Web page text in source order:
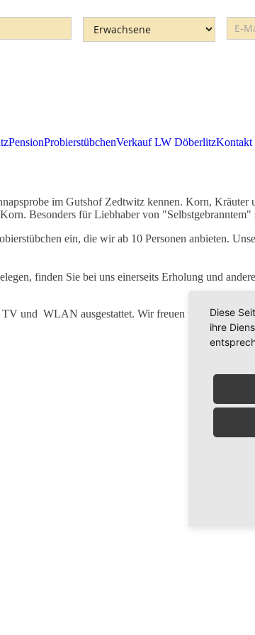
PensionProbierstübchenVerkauf LW DöberlitzKontakt
im Gutshof Zedtwitz kennen. Korn,
Besonders für Liebhaber von
ein, die wir ab 10 Personen anbieten.
finden Sie bei uns einerseits Erholung und
und WLAN ausgestattet. Wir freuen uns auf Ihren
Diese
ihre